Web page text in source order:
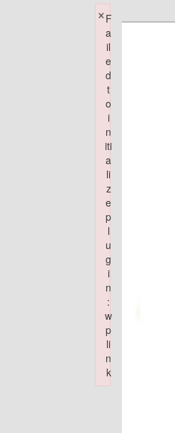
F
a
il
e
d
t
o
i
n
iti
a
li
z
e
p
l
u
g
i
n
:
w
p
li
n
k
×